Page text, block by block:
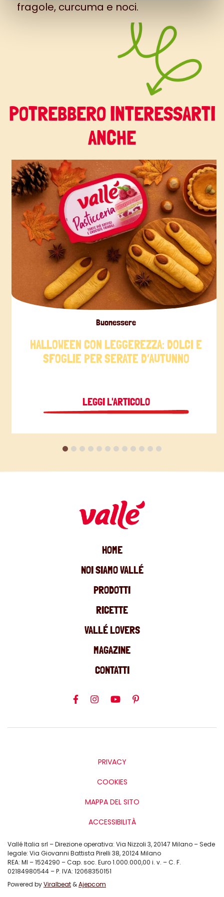
fragole, curcuma e noci.
POTREBBERO INTERESSARTI
ANCHE
Buonessere
HALLOWEEN CON LEGGEREZZA: DOLCI E
SFOGLIE PER SERATE D’AUTUNNO
LEGGI L'ARTICOLO
HOME
NOI SIAMO VALLÉ
PRODOTTI
RICETTE
VALLÉ LOVERS
MAGAZINE
CONTATTI
PRIVACY
COOKIES
MAPPA DEL SITO
ACCESSIBILITÀ
Vallé Italia srl – Direzione operativa: Via Nizzoli 3, 20147 Milano – Sede
legale: Via Giovanni Battista Pirelli 38, 20124 Milano
REA: MI – 1524290 – Cap. soc. Euro 1.000.000,00 i. v. – C. F.
02184980544 – P. IVA: 12068350151
Powered byViralbeat &Ajepcom